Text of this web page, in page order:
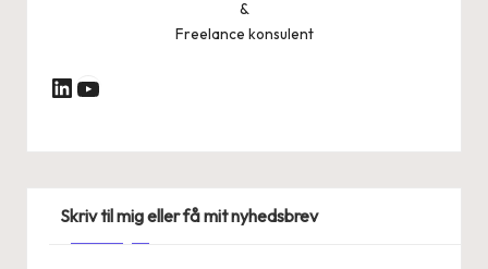
&
Freelance konsulent
LinkedIn
YouTube
Skriv til mig eller få mit nyhedsbrev